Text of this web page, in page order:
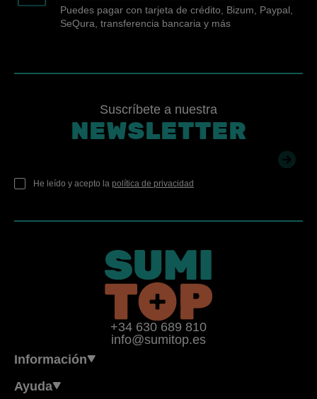
Puedes pagar con tarjeta de crédito, Bizum, Paypal,
SeQura, transferencia bancaria y más
Suscríbete a nuestra
NEWSLETTER
He leído y acepto la política de privacidad
+34 630 689 810
info@sumitop.es
Información
Ayuda